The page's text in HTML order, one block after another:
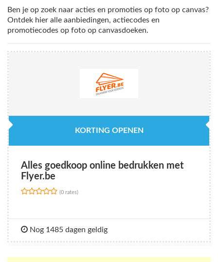
Ben je op zoek naar acties en promoties op foto op canvas?
Ontdek hier alle aanbiedingen, actiecodes en
promotiecodes op foto op canvasdoeken.
KORTING OPENEN
Alles goedkoop online bedrukken met
Flyer.be
(0 rates)
Nog 1485 dagen geldig